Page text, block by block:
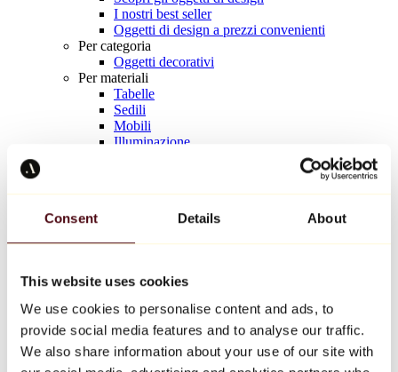
Consent Details About
This website uses cookies
We use cookies to personalise content and ads, to
provide social media features and to analyse our traffic.
We also share information about your use of our site with
I nostri best seller
Oggetti di design a prezzi convenienti
Per categoria
Oggetti decorativi
Per materiali
Tabelle
Sedili
Mobili
Illuminazione
Keith Haring
Tutti i designer
Opera della settimana